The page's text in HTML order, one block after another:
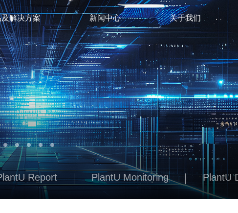
解决方案 新闻中心 关于我们
Report PlantU Monitoring PlantU